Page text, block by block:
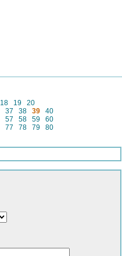
18 19
20
37 38 39
40
57 58 59
60
77 78 79
80